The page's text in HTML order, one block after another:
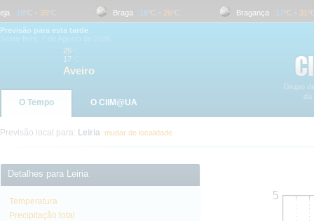
18 ºC- 35 ºC Braga 18 ºC- 26 ºC Bragança 17 ºC- 31 ºC
Previsão para esta tarde
25
17
Aveiro
O Tempo O CliM@UA
Previsão local para: Leiria mudar de localidade
Detalhes para Leiria
Temperatura
Precipitação total